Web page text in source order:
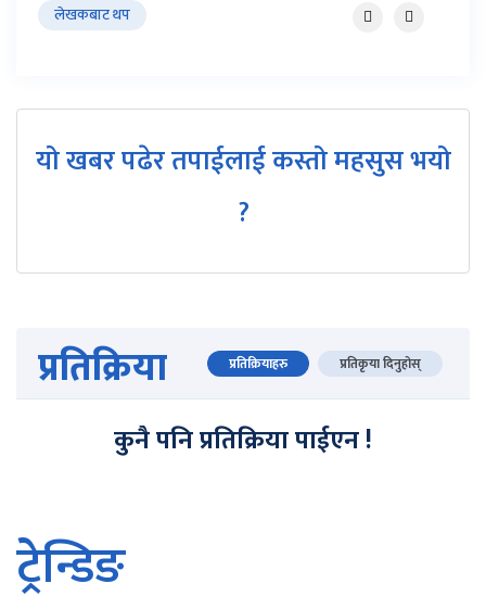
लेखकबाट थप
यो खबर पढेर तपाईलाई कस्तो महसुस भयो
?
प्रतिक्रिया प्रतिक्रियाहरु प्रतिकृया दिनुहोस्
कुनै पनि प्रतिक्रिया पाईएन !
ट्रेन्डिङ